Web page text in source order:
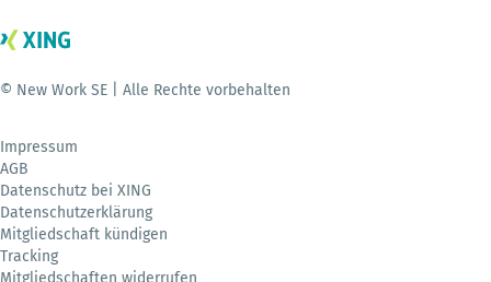
© New Work SE | Alle Rechte vorbehalten
Impressum
AGB
Datenschutz bei XING
Datenschutzerklärung
Mitgliedschaft kündigen
Tracking
Mitgliedschaften widerrufen